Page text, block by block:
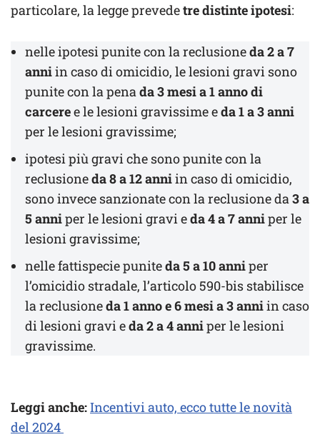
particolare, la legge prevedetre distinte ipotesi:
nelle ipotesi punite con la reclusioneda 2 a 7
anniin caso di omicidio, le lesioni gravi sono
punite con la penada 3 mesi a 1 anno di
carceree le lesioni gravissime eda 1 a 3 anni
per le lesioni gravissime;
ipotesi più gravi che sono punite con la
reclusioneda 8 a 12 anniin caso di omicidio,
sono invece sanzionate con la reclusione da3 a
5 anniper le lesioni gravi eda 4 a 7 anniper le
lesioni gravissime;
nelle fattispecie puniteda 5 a 10 anniper
l’omicidio stradale, l’articolo 590-bis stabilisce
la reclusioneda 1 anno e 6 mesi a 3 anniin caso
di lesioni gravi eda 2 a 4 anniper le lesioni
gravissime.
Leggi anche:Incentivi auto, ecco tutte le novità
del 2024